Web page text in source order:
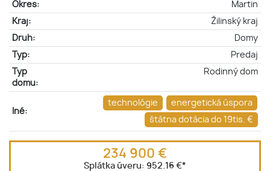
Okres:
Martin
Kraj:
Žilinský kraj
Druh:
Domy
Typ:
Predaj
Typ
domu:
Rodinný dom
Iné:
technológie
energetická úspora
štátna dotácia do 19tis. €
234 900 €
Splátka úveru: 952.16 €*